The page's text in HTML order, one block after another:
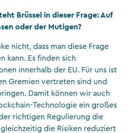
Brüssel in dieser Frage: Auf
oder der Mutigen?
nicht, dass man diese Frage
kann. Es finden sich
innerhalb der EU. Für uns ist
Gremien vertreten sind und
Damit können wir auch
Technologie ein großes
richtigen Regulierung die
die Risiken reduziert